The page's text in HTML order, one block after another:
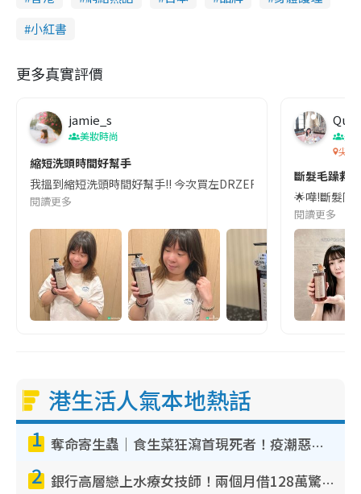
小紅書
更多真實評價
jamie_s
美妝時尚
縮短洗頭時間好幫手
我搵到縮短洗頭時間好幫手!! 今次買左DRZERO幹細胞PDRN三
閱讀更多
美
尖沙
斷髮毛躁救星
🌟嘩!斷髮同
閱讀更多
港生活人氣本地熱話
1 奪命寄生蟲｜食生菜狂瀉首現死者！疫潮惡化錄1.8萬宗病例 揭洗菜3大謬誤
2 銀行高層戀上水療女技師！兩個月借128萬驚覺「沉船」沉落火海 揭背後疑似邪教操控賣淫